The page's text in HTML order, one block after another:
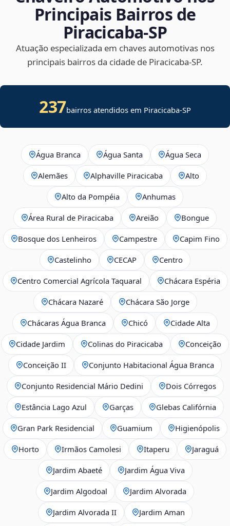
Principais Bairros de
Piracicaba‑SP
Atuação especializada em chaves automotivas nos
principais bairros da cidade de Piracicaba‑SP.
237bairros atendidos em Piracicaba-SP
Água Branca Água Santa Água Seca
Alemães Alphaville Piracicaba Alto
Alto da Pompéia Anhumas
Área Rural de Piracicaba Areião Bongue
Bosque dos Lenheiros Campestre Capim Fino
Castelinho CECAP Centro
Centro Comercial Agrícola Taquaral Chácara Espéria
Chácara Nazaré Chácara São Jorge
Chácaras Água Branca Chicó Cidade Alta
Cidade Jardim Colinas do Piracicaba Conceição
Conceição II Conjunto Habitacional Água Branca
Conjunto Residencial Mário Dedini Dois Córregos
Estância Lago Azul Garças Glebas Califórnia
Gran Park Residencial Guamium Higienópolis
Horto Irmãos Camolesi Itaperu Jaraguá
Jardim Abaeté Jardim Água Viva
Jardim Algodoal Jardim Alvorada
Jardim Alvorada II Jardim Aman